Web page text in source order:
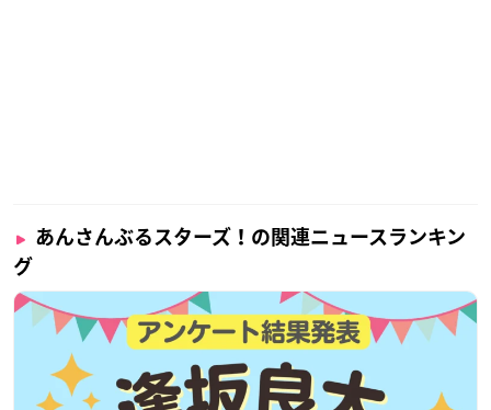
あんさんぶるスターズ！の関連ニュースランキン
グ